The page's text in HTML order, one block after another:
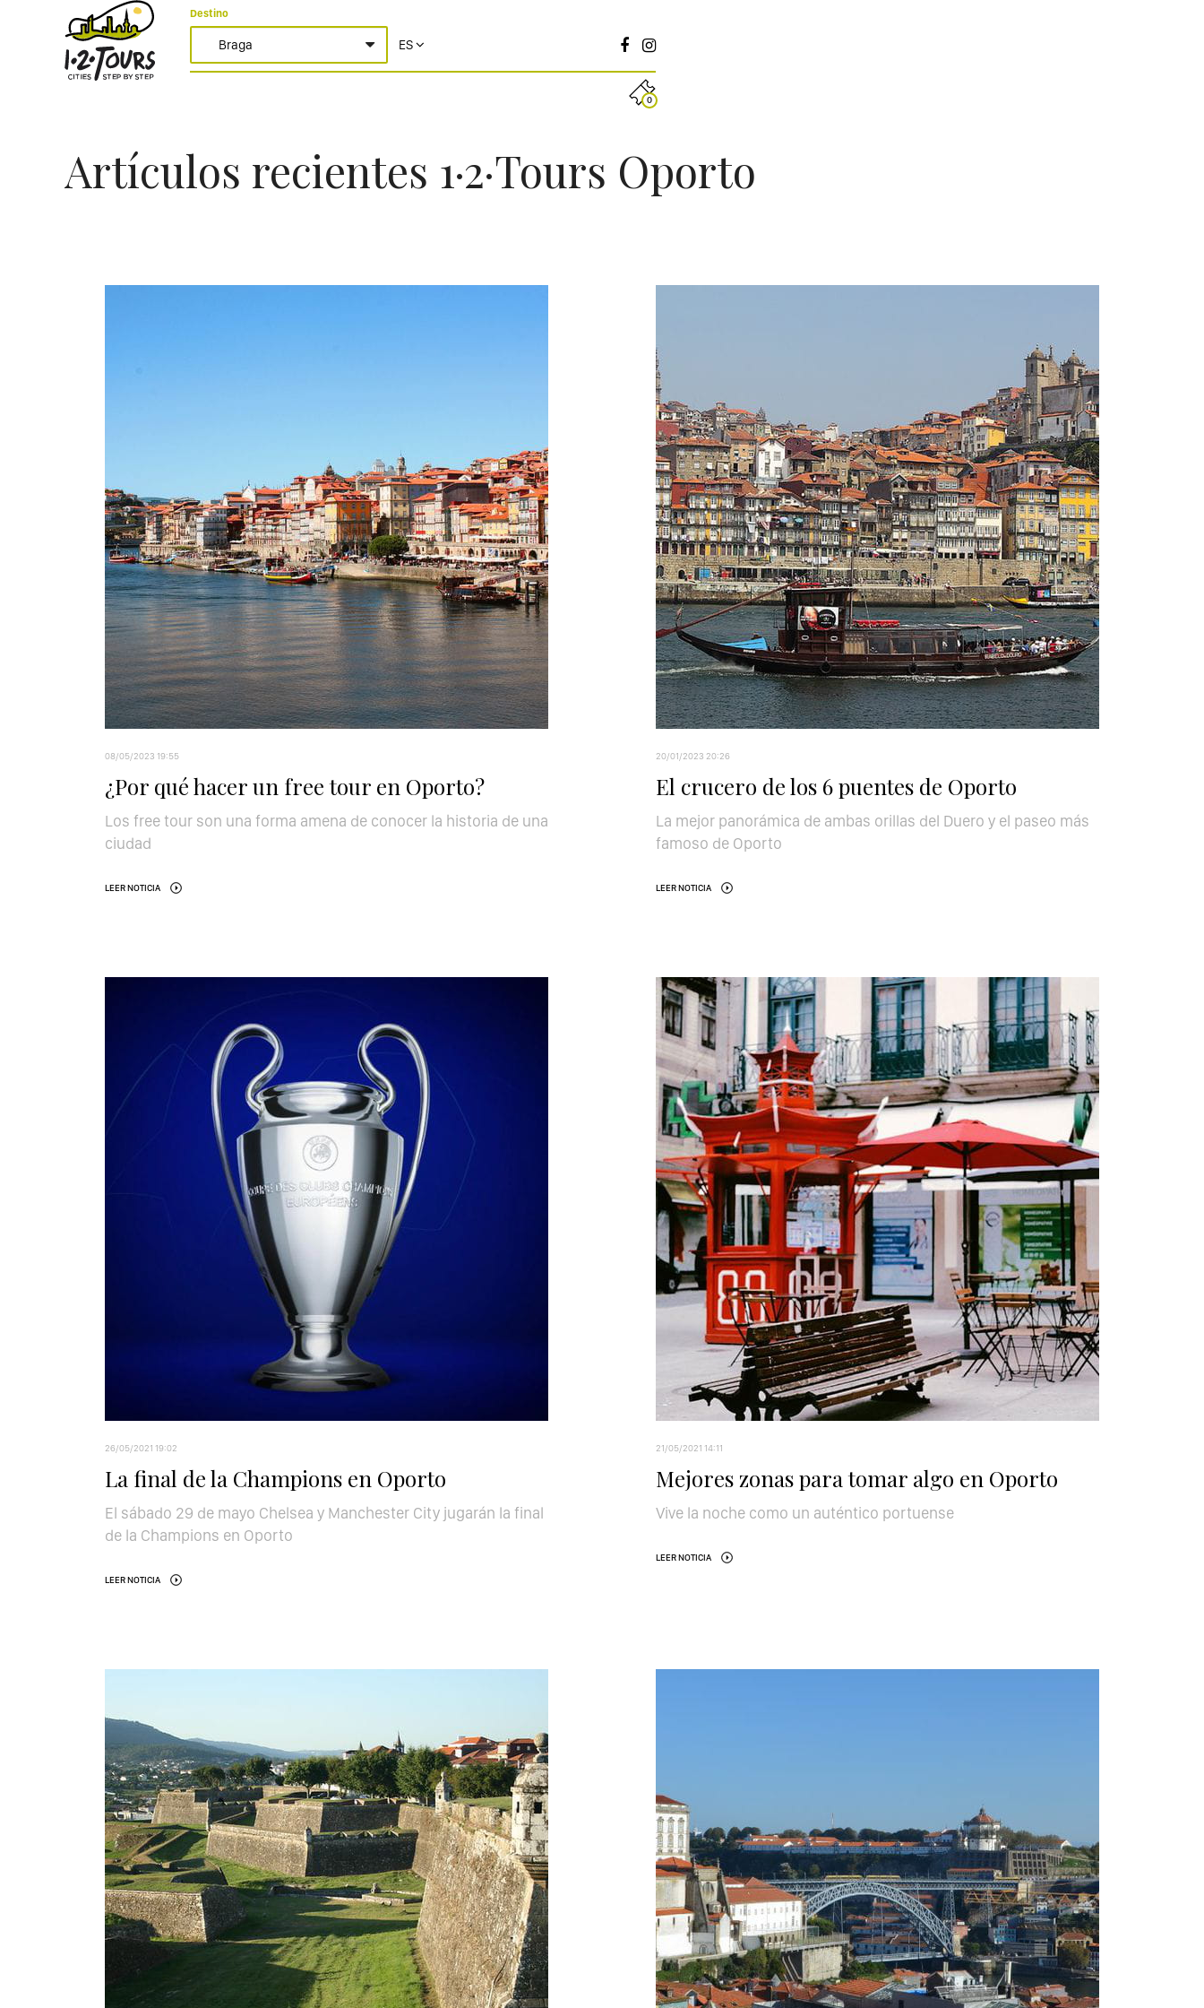
Destino
ES
0
Artículos recientes 1·2·Tours Oporto
08/05/2023 19:55
¿Por qué hacer un free tour en Oporto?
Los free tour son una forma amena de conocer la historia de una
ciudad
LEER NOTICIA
20/01/2023 20:26
El crucero de los 6 puentes de Oporto
La mejor panorámica de ambas orillas del Duero y el paseo más
famoso de Oporto
LEER NOTICIA
26/05/2021 19:02
La final de la Champions en Oporto
El sábado 29 de mayo Chelsea y Manchester City jugarán la final
de la Champions en Oporto
LEER NOTICIA
21/05/2021 14:11
Mejores zonas para tomar algo en Oporto
Vive la noche como un auténtico portuense
LEER NOTICIA